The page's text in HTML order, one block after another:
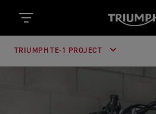
TRIUMPH TE-1 PROJECT